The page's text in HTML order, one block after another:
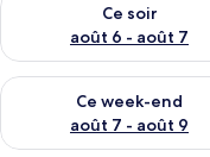
Ce soir
août 6 - août 7
Ce week-end
août 7 - août 9
Vérifier la disponibilité